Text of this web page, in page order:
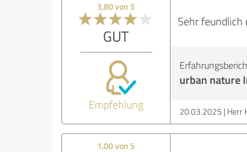
3,80 von 5
GUT
Empfehlung
Sehr feundlich
urban nature
20.03.2025 Herr
1,00 von 5